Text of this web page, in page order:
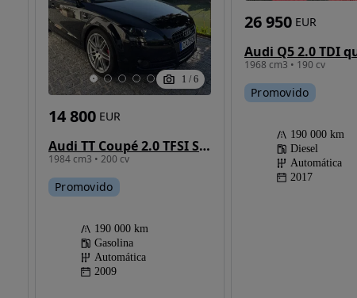
1 / 6
Audi TT Coupé 2.0 TFSI S tronic
1984 cm3 • 200 cv
14 800 EUR
Promovido
190 000 km
Gasolina
Automática
2009
1968 cm3 • 190 cv
26 950 EUR
Promovido
190 000 km
Diesel
Automática
2017